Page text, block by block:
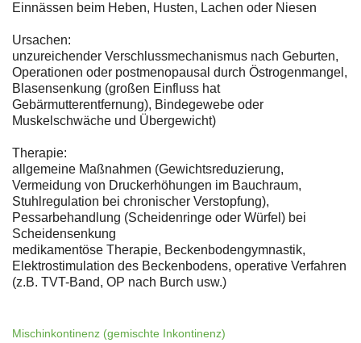
Einnässen beim Heben, Husten, Lachen oder Niesen
Ursachen:
unzureichender Verschlussmechanismus nach Geburten,
Operationen oder postmenopausal durch Östrogenmangel,
Blasensenkung (großen Einfluss hat
Gebärmutterentfernung), Bindegewebe oder
Muskelschwäche und Übergewicht)
Therapie:
allgemeine Maßnahmen (Gewichtsreduzierung,
Vermeidung von Druckerhöhungen im Bauchraum,
Stuhlregulation bei chronischer Verstopfung),
Pessarbehandlung (Scheidenringe oder Würfel) bei
Scheidensenkung
medikamentöse Therapie, Beckenbodengymnastik,
Elektrostimulation des Beckenbodens, operative Verfahren
(z.B. TVT-Band, OP nach Burch usw.)
Mischinkontinenz (gemischte Inkontinenz)